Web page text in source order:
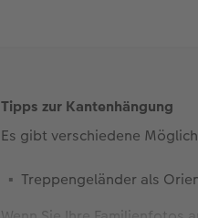
Tipps zur Kantenhängung
Es gibt verschiedene
Treppengeländer als